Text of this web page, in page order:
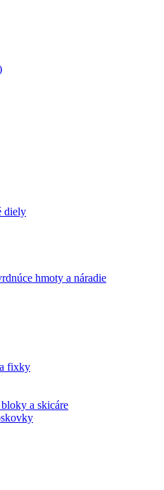
diely
hmoty a náradie
fixky
a skicáre